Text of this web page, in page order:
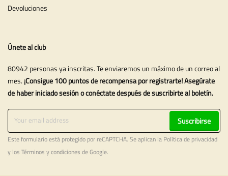
Devoluciones
Únete al club
80942 personas ya inscritas. Te enviaremos un máximo de un correo al
mes. ¡Consigue 100 puntos de recompensa por registrarte! Asegúrate
de haber iniciado sesión o conéctate después de suscribirte al boletín.
Suscribirse
Este formulario está protegido por reCAPTCHA. Se aplican la Política de privacidad
y los Términos y condiciones de Google.